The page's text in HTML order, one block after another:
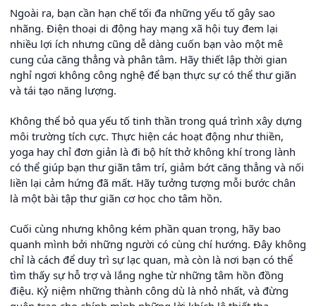
Ngoài ra, bạn cần hạn chế tối đa những yếu tố gây sao
nhãng. Điện thoại di động hay mạng xã hội tuy đem lại
nhiều lợi ích nhưng cũng dễ dàng cuốn bạn vào một mê
cung của căng thẳng và phân tâm. Hãy thiết lập thời gian
nghỉ ngơi không công nghệ để bạn thực sự có thể thư giãn
và tái tạo năng lượng.
Không thể bỏ qua yếu tố tinh thần trong quá trình xây dựng
môi trường tích cực. Thực hiện các hoạt động như thiền,
yoga hay chỉ đơn giản là đi bộ hít thở không khí trong lành
có thể giúp bạn thư giãn tâm trí, giảm bớt căng thẳng và nối
liền lại cảm hứng đã mất. Hãy tưởng tượng mỗi bước chân
là một bài tập thư giãn cơ học cho tâm hồn.
Cuối cùng nhưng không kém phần quan trọng, hãy bao
quanh mình bởi những người có cùng chí hướng. Đây không
chỉ là cách để duy trì sự lạc quan, mà còn là nơi bạn có thể
tìm thấy sự hỗ trợ và lắng nghe từ những tâm hồn đồng
điệu. Kỷ niệm những thành công dù là nhỏ nhất, và đừng